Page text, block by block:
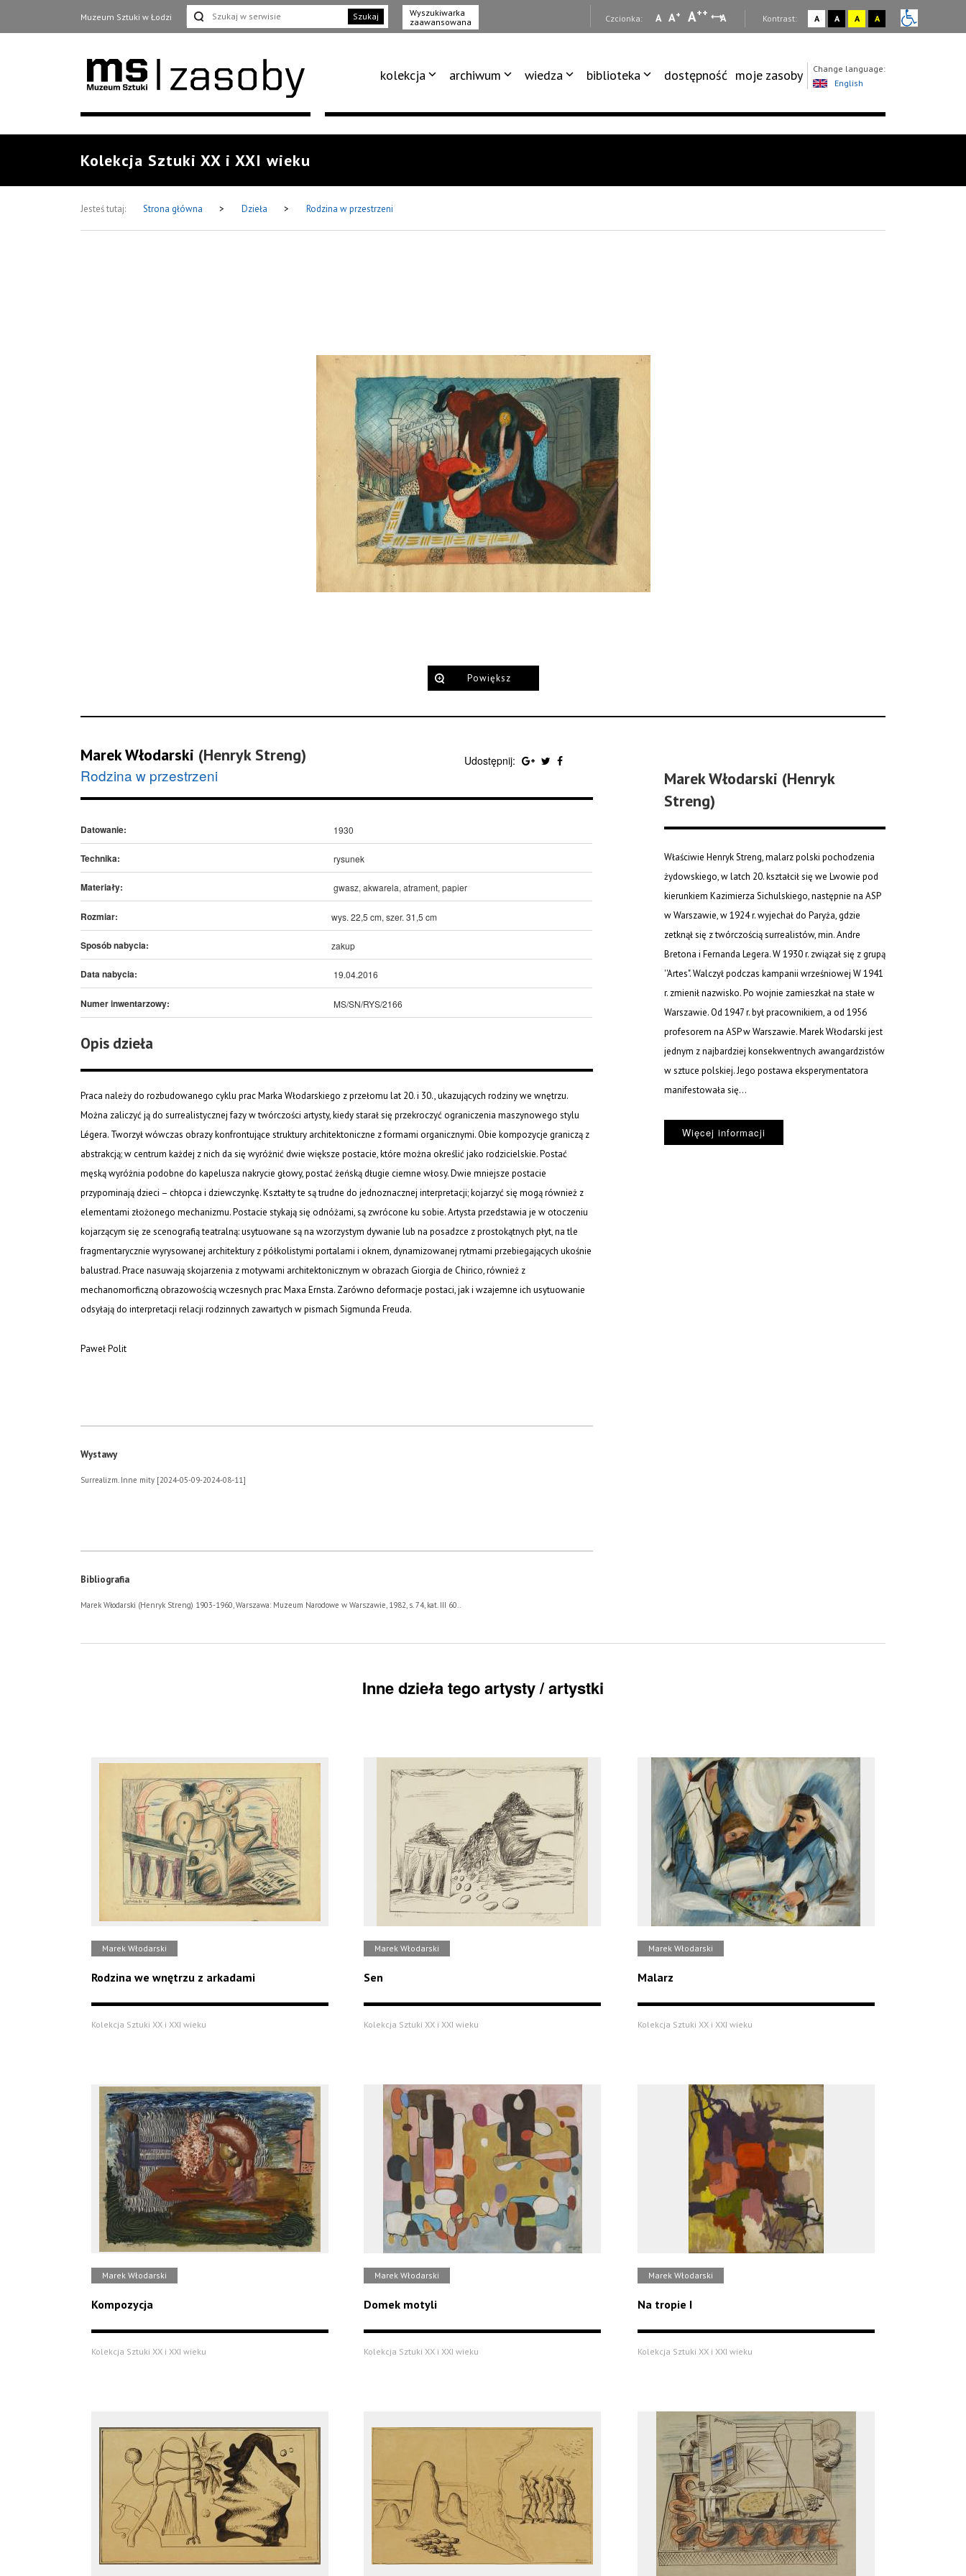
Muzeum Sztuki w Łodzi Szukaj
Wyszukiwarka
zaawansowana
Czcionka: A A+ A++ A Kontrast: A A A A
kolekcja archiwum wiedza biblioteka dostępność moje zasoby
Change language:
English
Kolekcja Sztuki XX i XXI wieku
Jesteś tutaj: Strona główna > Dzieła > Rodzina w przestrzeni
Powiększ
Marek Włodarski (Henryk Streng)
Rodzina w przestrzeni
Udostępnij:
Datowanie: 1930
Technika: rysunek
Materiały: gwasz, akwarela, atrament, papier
Rozmiar: wys. 22,5 cm, szer. 31,5 cm
Sposób nabycia: zakup
Data nabycia: 19.04.2016
Numer inwentarzowy: MS/SN/RYS/2166
Opis dzieła
Praca należy do rozbudowanego cyklu prac Marka Włodarskiego z przełomu lat 20. i 30., ukazujących rodziny we wnętrzu.
Można zaliczyć ją do surrealistycznej fazy w twórczości artysty, kiedy starał się przekroczyć ograniczenia maszynowego stylu
Légera. Tworzył wówczas obrazy konfrontujące struktury architektoniczne z formami organicznymi. Obie kompozycje graniczą z
abstrakcją; w centrum każdej z nich da się wyróżnić dwie większe postacie, które można określić jako rodzicielskie. Postać
męską wyróżnia podobne do kapelusza nakrycie głowy, postać żeńską długie ciemne włosy. Dwie mniejsze postacie
przypominają dzieci – chłopca i dziewczynkę. Kształty te są trudne do jednoznacznej interpretacji; kojarzyć się mogą również z
elementami złożonego mechanizmu. Postacie stykają się odnóżami, są zwrócone ku sobie. Artysta przedstawia je w otoczeniu
kojarzącym się ze scenografią teatralną: usytuowane są na wzorzystym dywanie lub na posadzce z prostokątnych płyt, na tle
fragmentarycznie wyrysowanej architektury z półkolistymi portalami i oknem, dynamizowanej rytmami przebiegających ukośnie
balustrad. Prace nasuwają skojarzenia z motywami architektonicznym w obrazach Giorgia de Chirico, również z
mechanomorficzną obrazowością wczesnych prac Maxa Ernsta. Zarówno deformacje postaci, jak i wzajemne ich usytuowanie
odsyłają do interpretacji relacji rodzinnych zawartych w pismach Sigmunda Freuda.
Paweł Polit
Wystawy
Surrealizm. Inne mity [2024-05-09-2024-08-11]
Bibliografia
Marek Włodarski (Henryk Streng) 1903-1960, Warszawa: Muzeum Narodowe w Warszawie, 1982, s. 74, kat. III 60..
Marek Włodarski (Henryk
Streng)
Właściwie Henryk Streng, malarz polski pochodzenia
żydowskiego, w latch 20. kształcił się we Lwowie pod
kierunkiem Kazimierza Sichulskiego, następnie na ASP
w Warszawie, w 1924 r. wyjechał do Paryża, gdzie
zetknął się z twórczością surrealistów, min. Andre
Bretona i Fernanda Legera. W 1930 r. związał się z grupą
''Artes". Walczył podczas kampanii wrześniowej W 1941
r. zmienił nazwisko. Po wojnie zamieszkał na stałe w
Warszawie. Od 1947 r. był pracownikiem, a od 1956
profesorem na ASP w Warszawie. Marek Włodarski jest
jednym z najbardziej konsekwentnych awangardzistów
w sztuce polskiej. Jego postawa eksperymentatora
manifestowała się...
Więcej informacji
Inne dzieła tego artysty / artystki
Marek Włodarski
Rodzina we wnętrzu z arkadami
Kolekcja Sztuki XX i XXI wieku
Marek Włodarski
Sen
Kolekcja Sztuki XX i XXI wieku
Marek Włodarski
Malarz
Kolekcja Sztuki XX i XXI wieku
Marek Włodarski
Kompozycja
Kolekcja Sztuki XX i XXI wieku
Marek Włodarski
Domek motyli
Kolekcja Sztuki XX i XXI wieku
Marek Włodarski
Na tropie I
Kolekcja Sztuki XX i XXI wieku